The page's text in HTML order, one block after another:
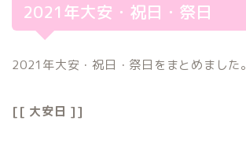
2021年大安・祝日・祭日
2021年大安・祝日・祭日をまとめました。
[[ 大安日 ]]